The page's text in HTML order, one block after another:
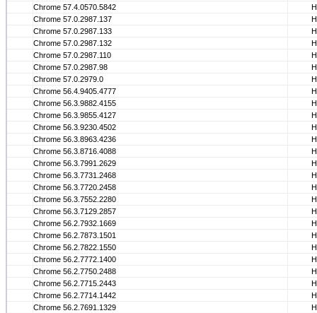
Chrome 57.4.0570.5842
Chrome 57.0.2987.137
Chrome 57.0.2987.133
Chrome 57.0.2987.132
Chrome 57.0.2987.110
Chrome 57.0.2987.98
Chrome 57.0.2979.0
Chrome 56.4.9405.4777
Chrome 56.3.9882.4155
Chrome 56.3.9855.4127
Chrome 56.3.9230.4502
Chrome 56.3.8963.4236
Chrome 56.3.8716.4088
Chrome 56.3.7991.2629
Chrome 56.3.7731.2468
Chrome 56.3.7720.2458
Chrome 56.3.7552.2280
Chrome 56.3.7129.2857
Chrome 56.2.7932.1669
Chrome 56.2.7873.1501
Chrome 56.2.7822.1550
Chrome 56.2.7772.1400
Chrome 56.2.7750.2488
Chrome 56.2.7715.2443
Chrome 56.2.7714.1442
Chrome 56.2.7691.1329